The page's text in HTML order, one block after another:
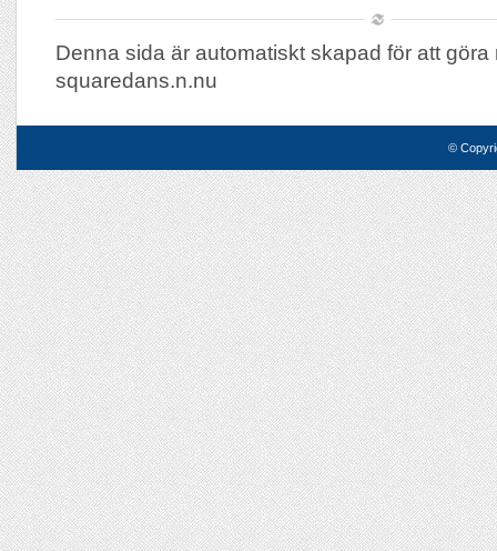
Denna sida är automatiskt skapad för att göra
squaredans.n.nu
©